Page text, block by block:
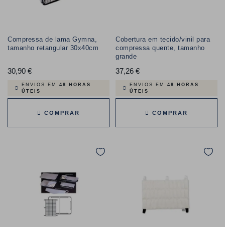
Compressa de lama Gymna,
tamanho retangular 30x40cm
30,90 €Preço
ENVIOS EM 48 HORAS
ÚTEIS
COMPRAR
Cobertura em tecido/vinil para
compressa quente, tamanho
grande
37,26 €Preço
ENVIOS EM 48 HORAS
ÚTEIS
COMPRAR